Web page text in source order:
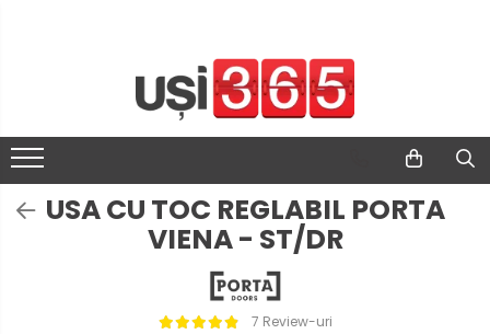
USA CU TOC REGLABIL PORTA
VIENA - ST/DR
7 Review-uri